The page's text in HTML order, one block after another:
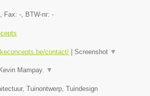
, Fax: - , BTW-nr: -
contact/ | Screenshot ▼
Mampay. ▼
Tuinontwerp, Tuindesign